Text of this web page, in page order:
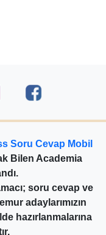
Soru Cevap Mobil
Bilen Academia
soru cevap ve
adaylarımızın
hazırlanmalarına